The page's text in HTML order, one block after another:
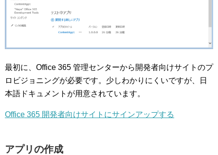
最初に、Office 365 管理センターから開発者向けサイトのプ
ロビジョニングが必要です。少しわかりにくいですが、日
本語ドキュメントが用意されています。
Office 365 開発者向けサイトにサインアップする
アプリの作成